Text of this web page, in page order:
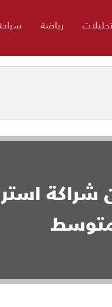
تحليلات رياضة
شراكة